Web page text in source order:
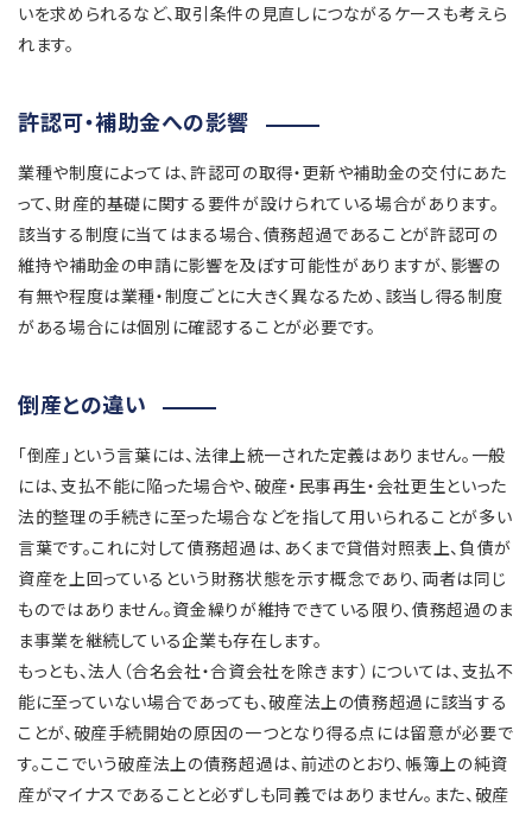
いを求められるなど、取引条件の見直しにつながるケースも考えら
れます。
許認可・補助金への影響
業種や制度によっては、許認可の取得・更新や補助金の交付にあた
って、財産的基礎に関する要件が設けられている場合があります。
該当する制度に当てはまる場合、債務超過であることが許認可の
維持や補助金の申請に影響を及ぼす可能性がありますが、影響の
有無や程度は業種・制度ごとに大きく異なるため、該当し得る制度
がある場合には個別に確認することが必要です。
倒産との違い
「倒産」という言葉には、法律上統一された定義はありません。一般
には、支払不能に陥った場合や、破産・民事再生・会社更生といった
法的整理の手続きに至った場合などを指して用いられることが多い
言葉です。これに対して債務超過は、あくまで貸借対照表上、負債が
資産を上回っているという財務状態を示す概念であり、両者は同じ
ものではありません。資金繰りが維持できている限り、債務超過のま
ま事業を継続している企業も存在します。
もっとも、法人（合名会社・合資会社を除きます）については、支払不
能に至っていない場合であっても、破産法上の債務超過に該当する
ことが、破産手続開始の原因の一つとなり得る点には留意が必要で
す。ここでいう破産法上の債務超過は、前述のとおり、帳簿上の純資
産がマイナスであることと必ずしも同義ではありません。また、破産